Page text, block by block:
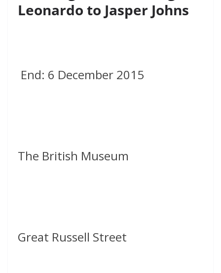
Leonardo to Jasper Johns
End: 6 December 2015
The British Museum
Great Russell Street